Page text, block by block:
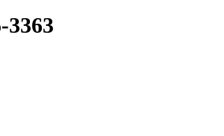
3363